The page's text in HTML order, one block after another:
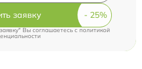
заявку
Вы соглашаетесь cполитикой